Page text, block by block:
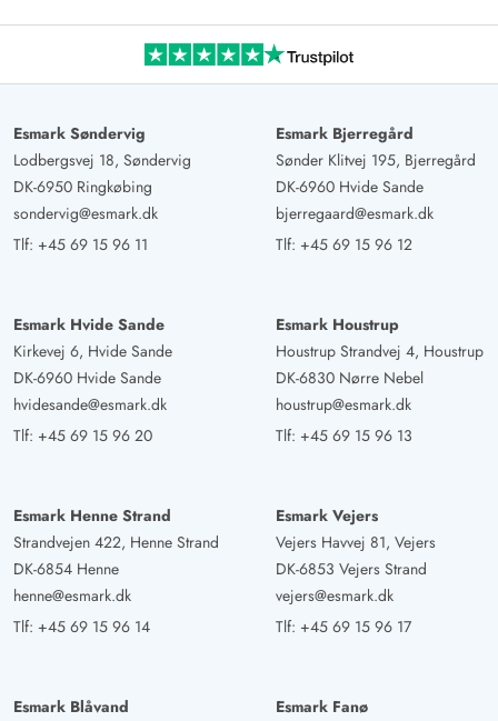
Esmark Søndervig
Lodbergsvej 18, Søndervig
DK-6950 Ringkøbing
sondervig@esmark.dk
Tlf: +45 69 15 96 11
Esmark Bjerregård
Sønder Klitvej 195, Bjerregård
DK-6960 Hvide Sande
bjerregaard@esmark.dk
Tlf: +45 69 15 96 12
Esmark Hvide Sande
Kirkevej 6, Hvide Sande
DK-6960 Hvide Sande
hvidesande@esmark.dk
Tlf: +45 69 15 96 20
Esmark Houstrup
Houstrup Strandvej 4, Houstrup
DK-6830 Nørre Nebel
houstrup@esmark.dk
Tlf: +45 69 15 96 13
Esmark Henne Strand
Strandvejen 422, Henne Strand
DK-6854 Henne
henne@esmark.dk
Tlf: +45 69 15 96 14
Esmark Vejers
Vejers Havvej 81, Vejers
DK-6853 Vejers Strand
vejers@esmark.dk
Tlf: +45 69 15 96 17
Esmark Blåvand
Esmark Fanø